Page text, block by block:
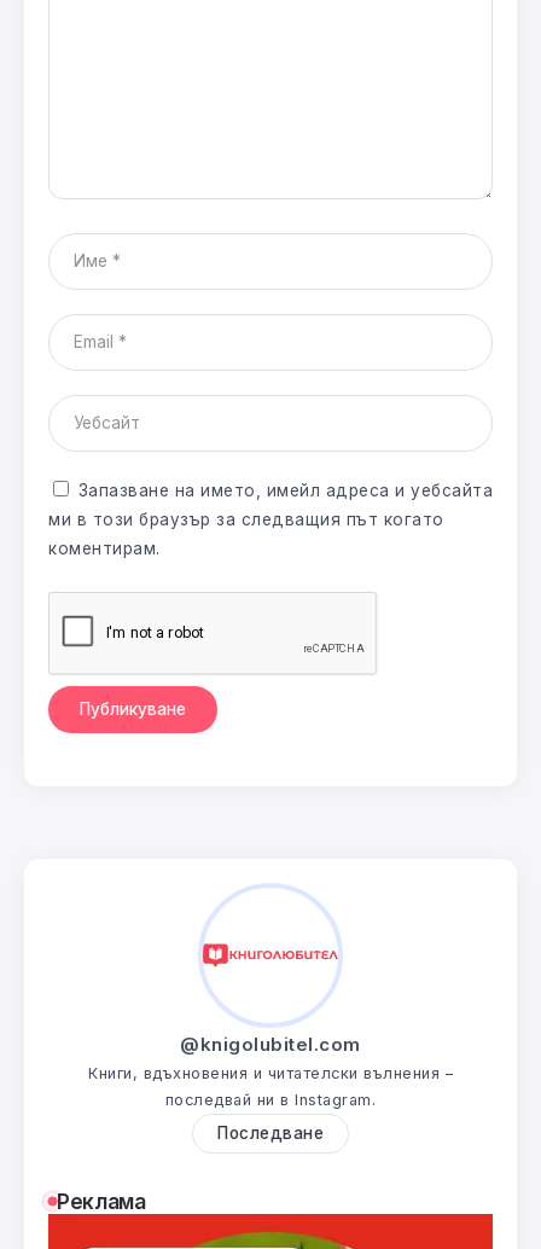
Запазване на името, имейл адреса и уебсайта
ми в този браузър за следващия път когато
коментирам.
@knigolubitel.com
Книги, вдъхновения и читателски вълнения –
последвай ни в Instagram.
Последване
Реклама